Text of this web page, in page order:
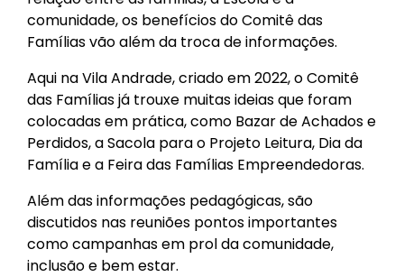
comunidade, os benefícios do Comitê das
Famílias vão além da troca de informações.
Aqui na Vila Andrade, criado em 2022, o Comitê
das Famílias já trouxe muitas ideias que foram
colocadas em prática, como Bazar de Achados e
Perdidos, a Sacola para o Projeto Leitura, Dia da
Família e a Feira das Famílias Empreendedoras.
Além das informações pedagógicas, são
discutidos nas reuniões pontos importantes
como campanhas em prol da comunidade,
inclusão e bem estar.